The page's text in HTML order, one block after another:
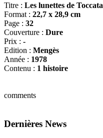
Titre : Les lunettes de Toccata
Format : 22,7 x 28,9 cm
Page : 32
Couverture : Dure
Prix : -
Edition : Mengès
Année : 1978
Contenu : 1 histoire
comments
Dernières News